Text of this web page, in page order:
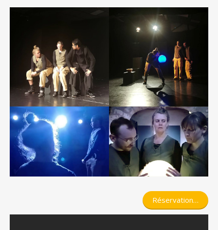
Réservation…